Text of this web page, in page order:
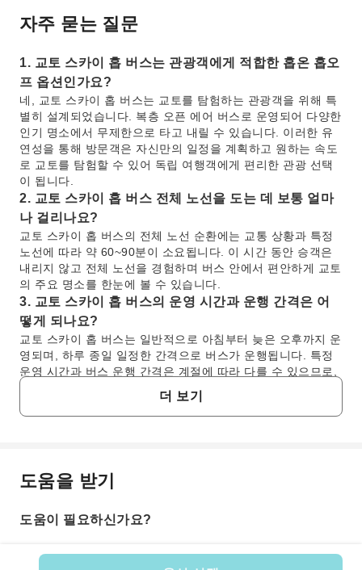
자주 묻는 질문
1. 교토 스카이 홉 버스는 관광객에게 적합한 홉온 홉오
프 옵션인가요?
네, 교토 스카이 홉 버스는 교토를 탐험하는 관광객을 위해 특
별히 설계되었습니다. 복층 오픈 에어 버스로 운영되어 다양한
인기 명소에서 무제한으로 타고 내릴 수 있습니다. 이러한 유
연성을 통해 방문객은 자신만의 일정을 계획하고 원하는 속도
로 교토를 탐험할 수 있어 독립 여행객에게 편리한 관광 선택
이 됩니다.
2. 교토 스카이 홉 버스 전체 노선을 도는 데 보통 얼마
나 걸리나요?
교토 스카이 홉 버스의 전체 노선 순환에는 교통 상황과 특정
노선에 따라 약 60~90분이 소요됩니다. 이 시간 동안 승객은
내리지 않고 전체 노선을 경험하며 버스 안에서 편안하게 교토
의 주요 명소를 한눈에 볼 수 있습니다.
3. 교토 스카이 홉 버스의 운영 시간과 운행 간격은 어
떻게 되나요?
교토 스카이 홉 버스는 일반적으로 아침부터 늦은 오후까지 운
영되며, 하루 종일 일정한 간격으로 버스가 운행됩니다. 특정
운영 시간과 버스 운행 간격은 계절에 따라 다를 수 있으므로,
효과적인 관광 계획을 위해 여행 날짜에 맞는 최신 시간표를
4. 교토 스카이 홉 버스 티켓은 어떻게 구매할 수 있나
수 있습니다. KKday를 통해 미리 구매하면 자리를 확보하고
현장에서 티켓을 구매하는 번거로움 없이 관광을 원활하게 시
수 있는 신뢰할 수 있는 방법입니다.
토 명소는 어디인가요?
더 보기
자주 묻는 질문
1. 교토 스카이 홉 버스는 관광객에게 적합한 홉온
네, 교토 스카이 홉 버스는 교토를 탐험하는 관광객을 위해
도움을 받기
도움이 필요하신가요?